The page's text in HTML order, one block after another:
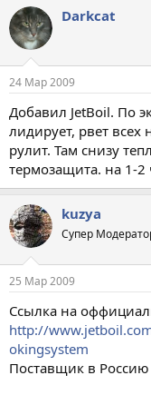
Darkcat
24 Мар 2009
Добавил JetBoil. По
лидирует, рвет всех
рулит. Там снизу
термозащита. на 1-2
kuzya
Супер
25 Мар 2009
Ссылка на
http://
okingsystem
Поставщик в